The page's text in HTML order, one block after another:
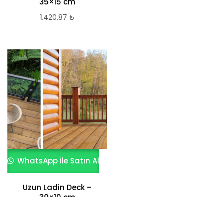
1.420,87 ₺
WhatsApp ile Satın Al
Uzun Ladin Deck –